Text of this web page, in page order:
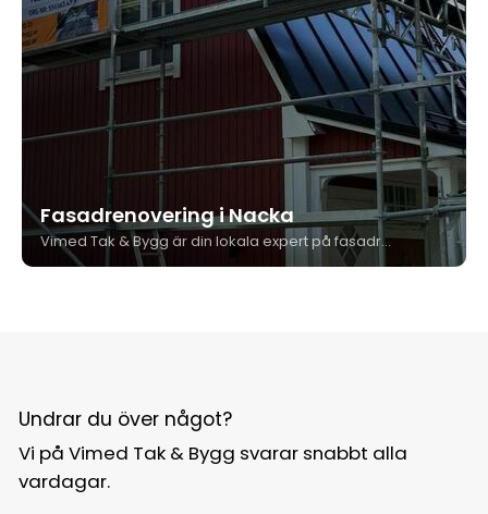
Fasadrenovering i Nacka
Vimed Tak & Bygg är din lokala expert på fasadrenovering i Nacka. Vi hjälper både villaägare och bostadsrättsföreningar att ge fasaden nytt liv genom professionella renoveringar, målningar och reparationer. Med lång erfarenhet, egen personal och hög kvalitet i varje detalj kan du känna dig trygg när du anlitar oss.
Undrar du över något?
Vi på Vimed Tak & Bygg svarar snabbt alla
vardagar.